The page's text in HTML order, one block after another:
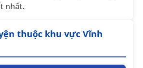
nhất.
thuộc khu vực Vĩnh